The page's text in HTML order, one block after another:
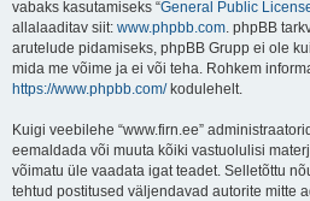
vabaks kasutamiseks “General Public
allalaaditav siit: www.phpbb.com. phpBB
arutelude pidamiseks, phpBB Grupp ei ole
mida me võime ja ei või teha. Rohkem
https://www.phpbb.com/kodulehelt.
Kuigi veebilehe “www.firn.ee”
eemaldada või muuta kõiki vastuolulisi
võimatu üle vaadata igat teadet. Selletõttu
tehtud postitused väljendavad autorite mitte